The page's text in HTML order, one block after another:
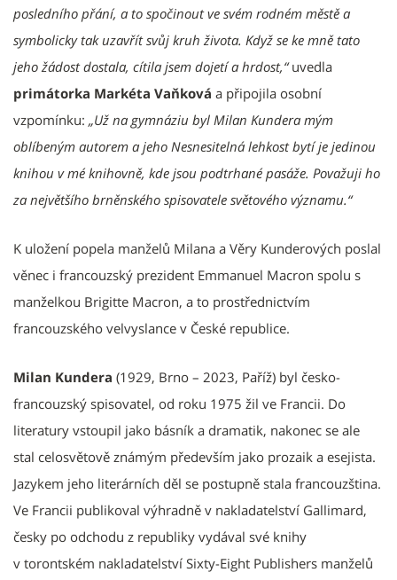
posledního přání, a to spočinout ve svém rodném městě a
symbolicky tak uzavřít svůj kruh života. Když se ke mně tato
jeho žádost dostala, cítila jsem dojetí a hrdost,“uvedla
primátorka Markéta Vaňková a připojila osobní
vzpomínku: „Už na gymnáziu byl Milan Kundera mým
oblíbeným autorem a jeho Nesnesitelná lehkost bytí je jedinou
knihou v mé knihovně, kde jsou podtrhané pasáže. Považuji ho
za největšího brněnského spisovatele světového významu.“
K uložení popela manželů Milana a Věry Kunderových poslal
věnec i francouzský prezident Emmanuel Macron spolu s
manželkou Brigitte Macron, a to prostřednictvím
francouzského velvyslance v České republice.
Milan Kundera (1929, Brno – 2023, Paříž) byl česko-
francouzský spisovatel, od roku 1975 žil ve Francii. Do
literatury vstoupil jako básník a dramatik, nakonec se ale
stal celosvětově známým především jako prozaik a esejista.
Jazykem jeho literárních děl se postupně stala francouzština.
Ve Francii publikoval výhradně v nakladatelství Gallimard,
česky po odchodu z republiky vydával své knihy
v torontském nakladatelství Sixty-Eight Publishers manželů